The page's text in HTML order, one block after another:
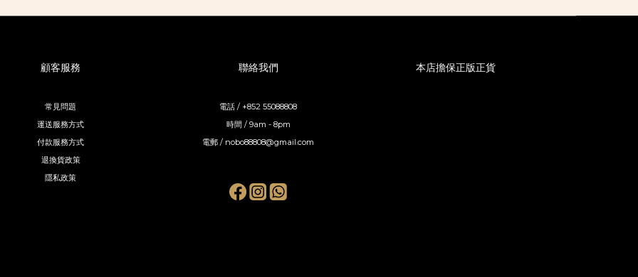
顧客服務
常見問題
運送服務方式
付款服務方式
退換貨政策
隱私政策
聯絡我們
電話 / +852 55088808
時間 / 9am - 8pm
電郵 / nobo88808@gmail.com
本店擔保正版正貨